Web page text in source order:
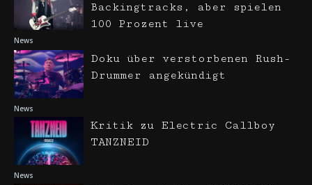
News
Backingtracks, aber spielen
100 Prozent live
News
Doku über verstorbenen Rush-
Drummer angekündigt
News
Kritik zu Electric Callboy
TANZNEID